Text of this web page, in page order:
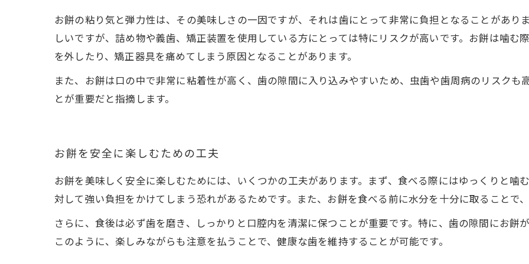
お餅の粘り気と弾力性は、その美味しさの一因ですが、それは歯にとって非常に負担となることがあり
しいですが、詰め物や義歯、矯正装置を使用している方にとっては特にリスクが高いです。お餅は噛む
を外したり、矯正器具を痛めてしまう原因となることがあります。
また、お餅は口の中で非常に粘着性が高く、歯の隙間に入り込みやすいため、虫歯や歯周病のリスクも
とが重要だと指摘します。
お餅を安全に楽しむための工夫
お餅を美味しく安全に楽しむためには、いくつかの工夫があります。まず、食べる際にはゆっくりと噛
対して強い負担をかけてしまう恐れがあるためです。また、お餅を食べる前に水分を十分に取ることで
さらに、食後は必ず歯を磨き、しっかりと口腔内を清潔に保つことが重要です。特に、歯の隙間にお餅
このように、楽しみながらも注意を払うことで、健康な歯を維持することが可能です。